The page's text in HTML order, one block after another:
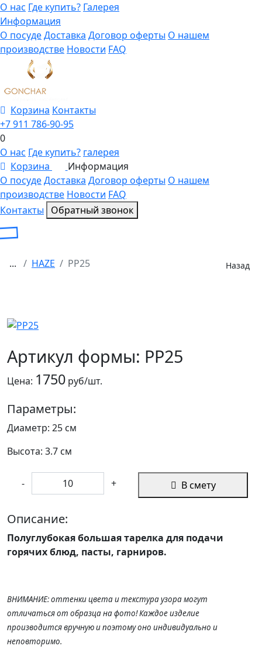
О нас Где купить? Галерея
Информация
О посудеДоставка Договор оферты О нашем
производстве Новости FAQ
Корзина Контакты
+7 911 786-90-95
0
О нас Где купить? галерея
Корзина
Информация
О посудеДоставка Договор оферты О нашем
производстве Новости FAQ
Контакты
Обратный звонок
... HAZE PP25 Назад
Артикул формы: PP25
Цена: 1750 руб/шт.
Параметры:
Диаметр: 25 см
Высота: 3.7 см
- + В смету
Описание:
Полуглубокая большая тарелка для подачи
горячих блюд, пасты, гарниров.
ВНИМАНИЕ: оттенки цвета и текстура узора могут
отличаться от образца на фото! Каждое изделие
производится вручную и поэтому оно индивидуально и
неповторимо.